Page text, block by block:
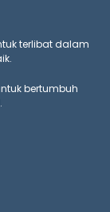
terlibat dalam
bertumbuh